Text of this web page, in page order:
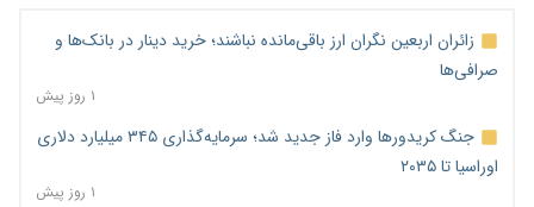
زائران اربعین نگران ارز باقی‌مانده نباشند؛ خرید دینار در بانک‌ها و
صرافی‌ها
۱ روز پیش
جنگ کریدورها وارد فاز جدید شد؛ سرمایه‌گذاری ۳۴۵ میلیارد دلاری
اوراسیا تا ۲۰۳۵
۱ روز پیش